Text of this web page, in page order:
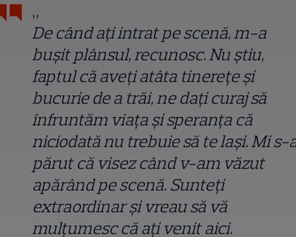
„
De când ați intrat pe scenă, m-a
bușit plânsul, recunosc. Nu știu,
faptul că aveți atâta tinerețe și
bucurie de a trăi, ne dați curaj să
înfruntăm viața și speranța că
niciodată nu trebuie să te lași. Mi s-
părut că visez când v-am văzut
apărând pe scenă. Sunteți
extraordinar și vreau să vă
mulțumesc că ați venit aici.